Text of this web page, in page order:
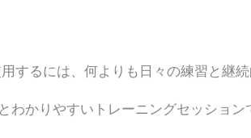
するには、何よりも日々の練習と継
わかりやすいトレーニングセッショ